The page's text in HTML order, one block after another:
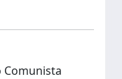
Comunista